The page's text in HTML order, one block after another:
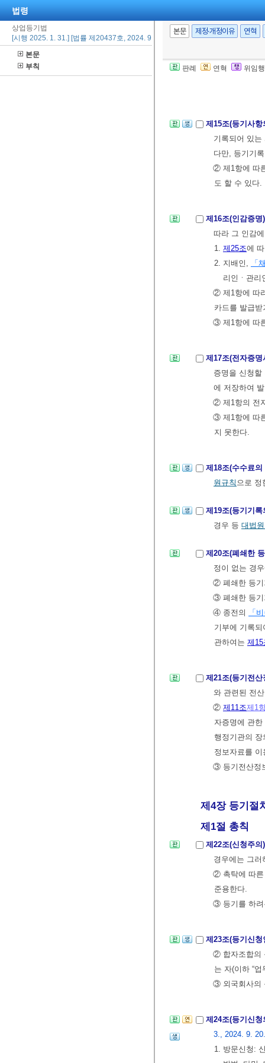
법령
상업등기법
[시행 2025. 1. 31.] [법률 제20437호, 2024. 9. 20., 일부개정]
본문
부칙
본문 제정·개정이유 연혁
판례 연혁 위임
때에는 이를
② 대법원장은
제15조(등기사
기록되어 있
다만, 등기기
② 제1항에 따
도 할 수 있다.
제16조(인감증
따라 그 인감
1. 제25조에
2. 지배인,
「
리인ㆍ관리
② 제1항에 따
카드를 발급
③ 제1항에 따
제17조(전자증
증명을 신청
에 저장하여
② 제1항의 전
③ 제1항에 따
지 못한다.
제18조(수수료
원규칙 으로 정
제19조(등기기
경우 등 대법
제20조(폐쇄한
정이 없는 경
② 폐쇄한 등기
③ 폐쇄한 등기
④ 종전의
「
기부에 기록
관하여는 제15
제21조(등기전
와 관련된 전
② 제11조제1
자증명에 관
행정기관의
정보자료를
③ 등기전산정
제4장 등기절
제1절 총칙
제22조(신청주
경우에는 그러
② 촉탁에 따른
준용한다.
③ 등기를 하
제23조(등기신
② 합자조합의
는 자(이하 “
③ 외국회사의
제24조(등기신
3., 2024. 9.
1. 방문신청: